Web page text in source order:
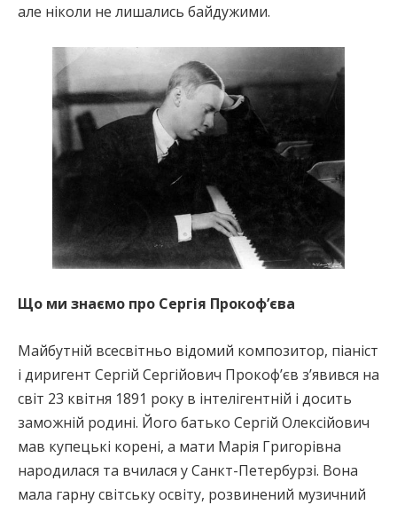
але ніколи не лишались байдужими.
Що ми знаємо про Сергія Прокоф’єва
Майбутній всесвітньо відомий композитор, піаніст
і диригент Сергій Сергійович Прокоф’єв з’явився на
світ 23 квітня 1891 року в інтелігентній і досить
заможній родині. Його батько Сергій Олексійович
мав купецькі корені, а мати Марія Григорівна
народилася та вчилася у Санкт-Петербурзі. Вона
мала гарну світську освіту, розвинений музичний